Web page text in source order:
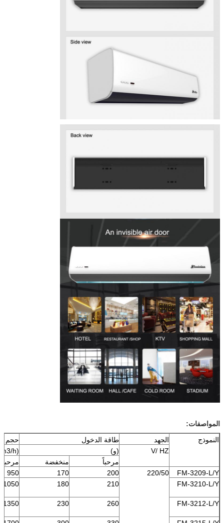
المواصفات:
النموذج
الجهد طاقة الدخول
حجم
V/ HZ
(و)
(m3/h)
مرحباً
منخفضة
مرحباً
FM-3209-L/Y
220/50
200
170
950
FM-3210-L/Y
210
180
1050
FM-3212-L/Y
260
230
1350